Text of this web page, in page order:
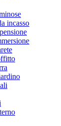
incasso